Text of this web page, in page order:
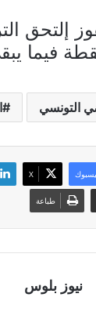
إلتحق
التونسي
X
طباعة
نيوز بلوس